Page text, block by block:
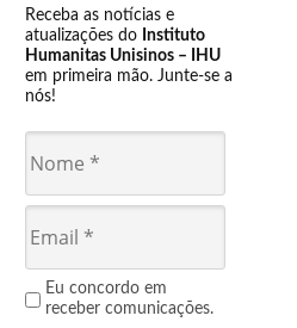
Receba as notícias e
atualizações do Instituto
Humanitas Unisinos – IHU
em primeira mão. Junte-se a
nós!
Eu concordo em
receber comunicações.